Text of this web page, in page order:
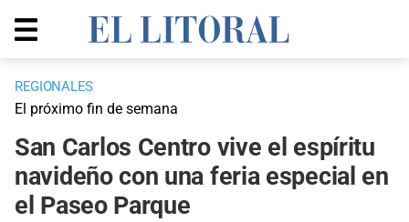
REGIONALES
El próximo fin de semana
San Carlos Centro vive el espíritu
navideño con una feria especial en
el Paseo Parque